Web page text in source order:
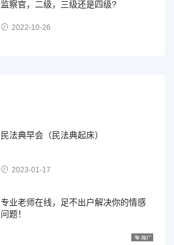
监察官，二级，三级还是四级?
2022-10-26
民法典早会（民法典起床）
2023-01-17
专业老师在线，足不出户解决你的情感
问题！